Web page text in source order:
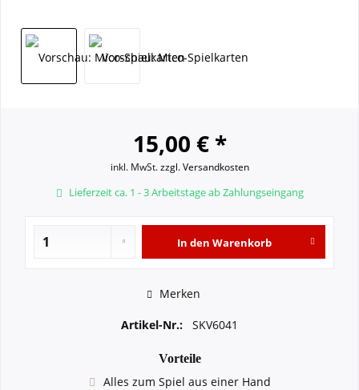
15,00 € *
inkl. MwSt.zzgl. Versandkosten
Lieferzeit ca. 1 - 3 Arbeitstage ab Zahlungseingang
In den Warenkorb
Merken
Artikel-Nr.: SKV6041
Vorteile
Alles zum Spiel aus einer Hand